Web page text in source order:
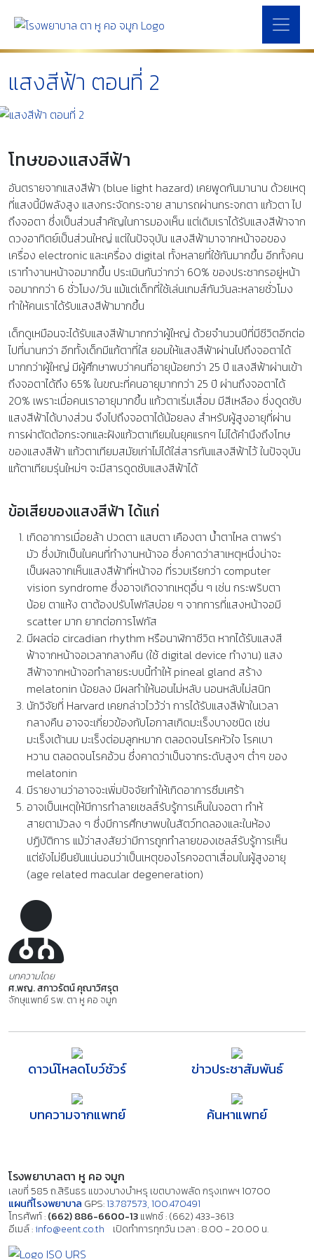
แสงสีฟ้า ตอนที่ 2
โทษของแสงสีฟ้า
อันตรายจากแสงสีฟ้า (blue light hazard) เคยพูดกันมานาน ด้วยเหตุ
ที่แสงนี้มีพลังสูง แสงกระจัดกระจาย สามารถผ่านกระจกตา แก้วตา ไป
ถึงจอตา ซึ่งเป็นส่วนสำคัญในการมองเห็น แต่เดิมเราได้รับแสงสีฟ้าจาก
ดวงอาทิตย์เป็นส่วนใหญ่ แต่ในปัจจุบัน แสงสีฟ้ามาจากหน้าจอของ
เครื่อง electronic และเครื่อง digital ทั้งหลายที่ใช้กันมากขึ้น อีกทั้งคน
เราทำงานหน้าจอมากขึ้น ประเมินกันว่ากว่า 60% ของประชากรอยู่หน้า
จอมากกว่า 6 ชั่วโมง/วัน แม้แต่เด็กที่ใช้เล่นเกมส์กันวันละหลายชั่วโมง
ทำให้คนเราได้รับแสงสีฟ้ามากขึ้น
เด็กดูเหมือนจะได้รับแสงสีฟ้ามากกว่าผู้ใหญ่ ด้วยจำนวนปีที่มีชีวิตอีกต่อ
ไปที่นานกว่า อีกทั้งเด็กมีแก้ตาที่ใส ยอมให้แสงสีฟ้าผ่านไปถึงจอตาได้
มากกว่าผู้ใหญ่ มีผู้ศึกษาพบว่าคนที่อายุน้อยกว่า 25 ปี แสงสีฟ้าผ่านเข้า
ถึงจอตาได้ถึง 65% ในขณะที่คนอายุมากกว่า 25 ปี ผ่านถึงจอตาได้
20% เพราะเมื่อคนเราอายุมากขึ้น แก้วตาเริ่มเสื่อม มีสีเหลือง ซี่งดูดซับ
แสงสีฟ้าได้บางส่วน จึงไปถึงจอตาได้น้อยลง สำหรับผู้สูงอายุที่ผ่าน
การผ่าตัดต้อกระจกและฝังแก้วตาเทียมในยุคแรกๆ ไม่ได้คำนึงถึงโทษ
ของแสงสีฟ้า แก้วตาเทียมสมัยเก่าไม่ได้ใส่สารกันแสงสีฟ้าไว้ ในปัจจุบัน
แก้ตาเทียมรุ่นใหม่ๆ จะมีสารดูดซับแสงสีฟ้าได้
ข้อเสียของแสงสีฟ้า ได้แก่
เกิดอาการเมื่อยล้า ปวดตา แสบตา เคืองตา น้ำตาไหล ตาพร่า
มัว ซึ่งมักเป็นในคนที่ทำงานหน้าจอ ซึ่งคาดว่าสาเหตุหนึ่งน่าจะ
เป็นผลจากเห็นแสงสีฟ้าที่หน้าจอ ที่รวมเรียกว่า computer
vision syndrome ซึ่งอาจเกิดจากเหตุอื่น ๆ เช่น กระพริบตา
น้อย ตาแห้ง ตาต้องปรับโฟกัสบ่อย ๆ จากการที่แสงหน้าจอมี
scatter มาก ยากต่อการโฟกัส
มีผลต่อ circadian rhythm หรือนาฬิกาชีวิต หากได้รับแสงสี
ฟ้าจากหน้าจอเวลากลางคืน (ใช้ digital device ทำงาน) แสง
สีฟ้าจากหน้าจอทำลายระบบนี้ทำให้ pineal gland สร้าง
melatonin น้อยลง มีผลทำให้นอนไม่หลับ นอนหลับไม่สนิท
นักวิจัยที่ Harvard เคยกล่าวไวว้ว่า การได้รับแสงสีฟ้าในเวลา
กลางคืน อาจจะเกี่ยวข้องกับโอกาสเกิดมะเร็งบางชนิด เช่น
มะเร็งเต้านม มะเร็งต่อมลูกหมาก ตลอดจนโรคหัวใจ โรคเบา
หวาน ตลอดจนโรคอ้วน ซึ่งคาดว่าเป็นจากระดับสูงๆ ต่ำๆ ของ
melatonin
มีรายงานว่าอาจจะเพิ่มปัจจัยทำให้เกิดอาการซึมเศร้า
อาจเป็นเหตุให้มีการทำลายเซลส์รับรู้การเห็นในจอตา ทำห้
สายตามัวลง ๆ ซึ่งมีการศึกษาพบในสัตว์ทดลองและในห้อง
ปฏิบัติการ แม้ว่าสงสัยว่ามีการถูกทำลายของเซลส์รับรู้การเห็น
แต่ยังไม่ยืนยันแน่นอนว่าเป็นเหตุของโรคจอตาเสื่อมในผู้สูงอายุ
(age related macular degeneration)
บทความโดย
ศ.พญ. สกาวรัตน์ คุณาวิศรุต
จักษุแพทย์ รพ. ตา หู คอ จมูก
ดาวน์โหลดโบว์ชัวร์ ข่าวประชาสัมพันธ์
บทความจากแพทย์ ค้นหาแพทย์
โรงพยาบาลตา หู คอ จมูก
เลขที่ 585 ถ.สิรินธร แขวงบางบำหรุ เขตบางพลัด กรุงเทพฯ 10700
แผนที่โรงพยาบาล GPS:13.787573, 100.470491
โทรศัพท์ :(662) 886-6600-13แฟกซ์ : (662) 433-3613
อีเมล์ :info@eent.co.th เปิดทำการทุกวัน เวลา : 8.00 - 20.00 น.